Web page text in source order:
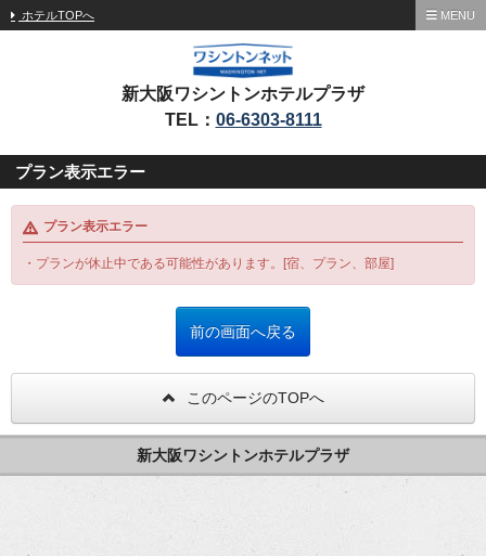
ホテルTOPへ MENU
新大阪ワシントンホテルプラザ
TEL： 06-6303-8111
プラン表示エラー
プラン表示エラー
・プランが休止中である可能性があります。[宿、プラン、部屋]
このページのTOPへ
新大阪ワシントンホテルプラザ